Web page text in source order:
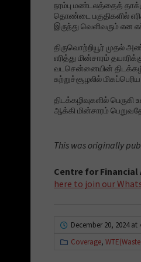
நரம்பு மண்டலத்தைத்
தொண்டை பகுதிகளில்
இருந்து வெளிவரும் என
திருவொற்றியூர் முதல்
எரித்து மின்சாரம்
வடசென்னையின்
சுற்றுச்சூழலில்
திடக்கழிவுகளில்
ஆக்கி மின்சாரம்
This was originally
Centre for
here to join our
December 20, 2024 at
Coverage,